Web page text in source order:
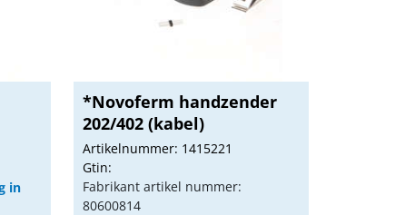
in
*Novoferm handzender
202/402 (kabel)
Artikelnummer: 1415221
Gtin:
Fabrikant artikel nummer:
80600814